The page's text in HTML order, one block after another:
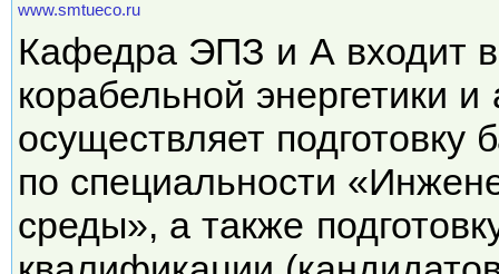
www.smtueco.ru
Кафедра ЭПЗ и А входит в
корабельной энергетики
осуществляет подготовку
по специальности
среды», а также